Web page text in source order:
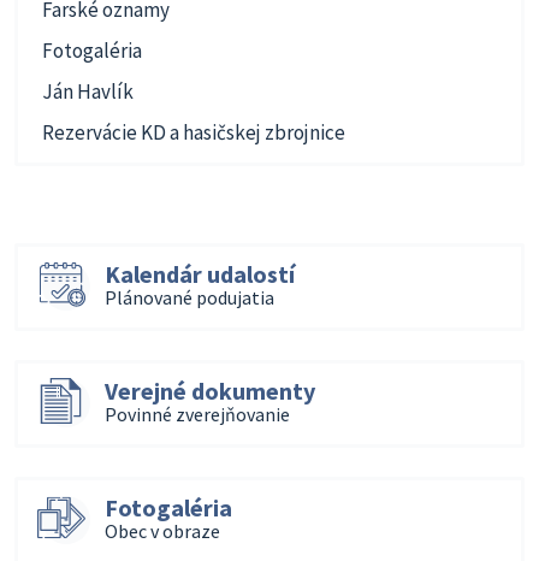
Farské oznamy
Fotogaléria
Ján Havlík
Rezervácie KD a hasičskej zbrojnice
Kalendár udalostí
Plánované podujatia
Verejné dokumenty
Povinné zverejňovanie
Fotogaléria
Obec v obraze